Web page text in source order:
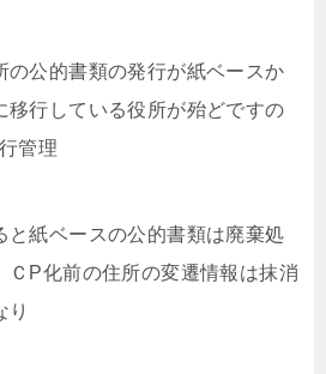
の公的書類の発行が紙ベースか
移行している役所が殆どですの
管理
と紙ベースの公的書類は廃棄処
ＣP化前の住所の変遷情報は抹消
り